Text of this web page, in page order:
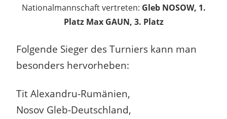
Nationalmannschaft vertreten: Gleb NOSOW, 1.
Platz Max GAUN, 3. Platz
Folgende Sieger des Turniers kann man
besonders hervorheben:
Tit Alexandru-Rumänien,
Nosov Gleb-Deutschland,